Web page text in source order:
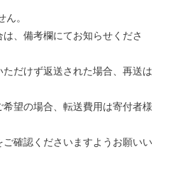
。
、備考欄にてお知らせくださ
だけず返送された場合、再送は
望の場合、転送費用は寄付者様
確認くださいますようお願いい